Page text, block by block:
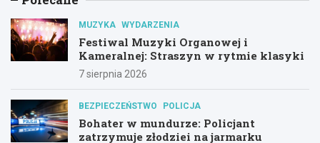
MUZYKA WYDARZENIA
Festiwal Muzyki Organowej i
Kameralnej: Straszyn w rytmie klasyki
7 sierpnia 2026
BEZPIECZEŃSTWO POLICJA
Bohater w mundurze: Policjant
zatrzymuje złodziei na jarmarku